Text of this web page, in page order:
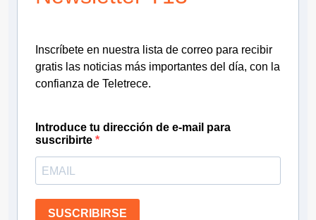
Inscríbete en nuestra lista de correo para recibir
gratis las noticias más importantes del día, con la
confianza de Teletrece.
Introduce tu dirección de e-mail para
suscribirte
SUSCRIBIRSE